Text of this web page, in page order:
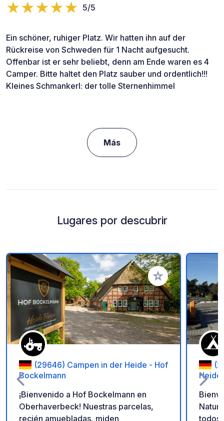
5/5
Ein schöner, ruhiger Platz. Wir hatten ihn auf der
Rückreise von Schweden für 1 Nacht aufgesucht.
Offenbar ist er sehr beliebt, denn am Ende waren es 4
Camper. Bitte haltet den Platz sauber und ordentlich!!!
Kleines Schmankerl: der tolle Sternenhimmel
Más
Lugares por descubrir
Añadir a tus
(29646) Campen in der Heide - Hof
Bockelmann
¡Bienvenido a Hof Bockelmann en
Oberhaverbeck! Nuestras parcelas,
recién amuebladas, miden
Heide
todos